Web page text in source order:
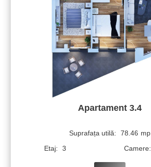
Apartament 3.4
Suprafața utilă: 78.46 mp
Etaj:
3 Camere: